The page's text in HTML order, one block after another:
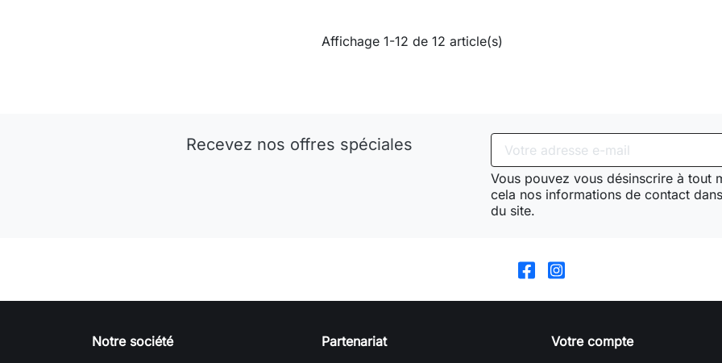
Affichage 1-12 de 12 article(s)
Recevez nos offres spéciales
Vous pouvez vous désinscrire à tout
cela nos informations de contact
du site.
Notre société Partenariat Votre compte